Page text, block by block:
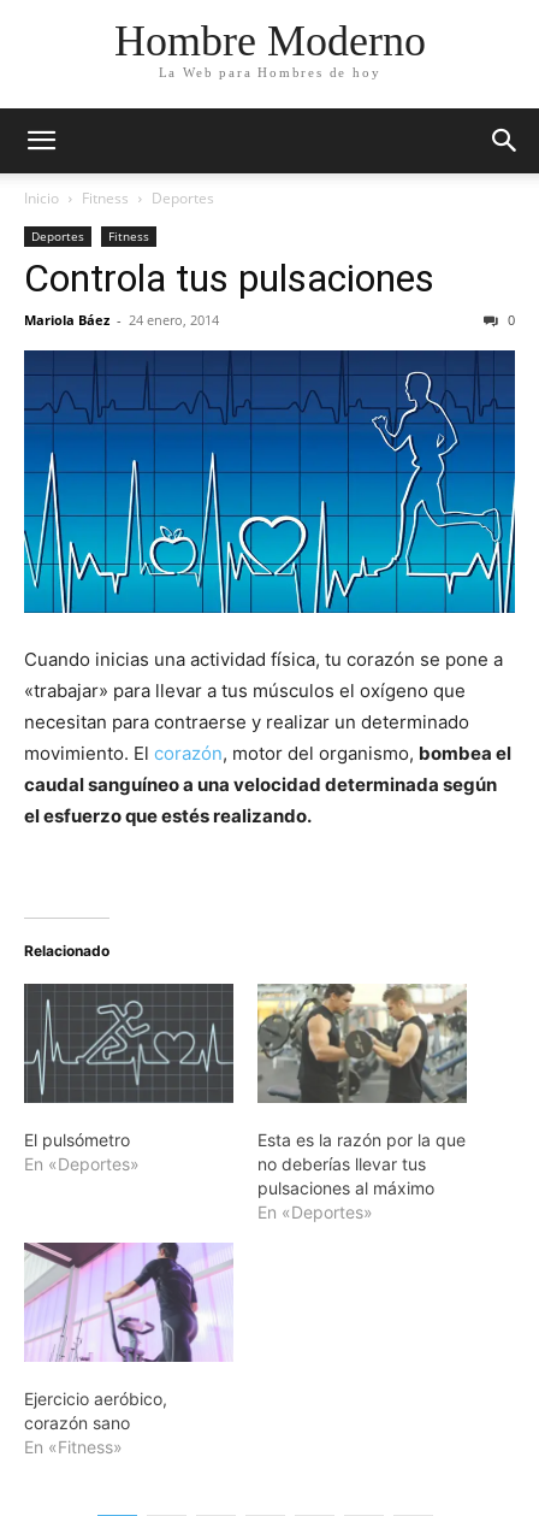
Hombre Moderno
La Web para Hombres de hoy
Inicio Fitness Deportes
Deportes Fitness
Controla tus pulsaciones
Mariola Báez - 24 enero, 2014 0
Cuando inicias una actividad física, tu corazón se pone a
«trabajar» para llevar a tus músculos el oxígeno que
necesitan para contraerse y realizar un determinado
movimiento. El corazón, motor del organismo, bombea el
caudal sanguíneo a una velocidad determinada según
el esfuerzo que estés realizando.
Relacionado
El pulsómetro
En «Deportes»
Esta es la razón por la que
no deberías llevar tus
pulsaciones al máximo
En «Deportes»
Ejercicio aeróbico,
corazón sano
En «Fitness»